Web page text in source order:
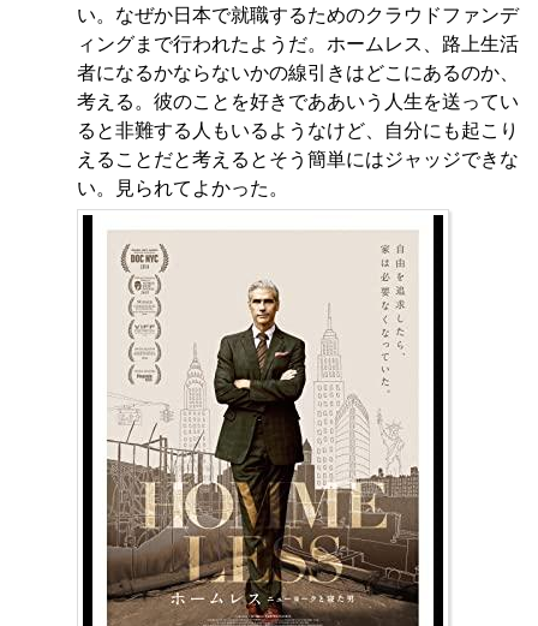
い。なぜか日本で就職するためのクラウドファンデ
ィングまで行われたようだ。ホームレス、路上生活
者になるかならないかの線引きはどこにあるのか、
考える。彼のことを好きでああいう人生を送ってい
ると非難する人もいるようなけど、自分にも起こり
えることだと考えるとそう簡単にはジャッジできな
い。見られてよかった。